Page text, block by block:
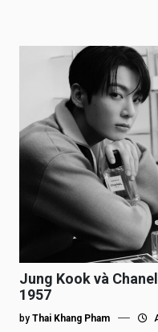
Jung Kook và
1957
by Thai Khang Pham